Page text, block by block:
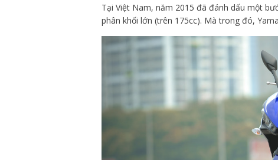
Tại Việt Nam, năm 2015 đã đánh dấu một
phân khối lớn (trên 175cc). Mà trong đó,